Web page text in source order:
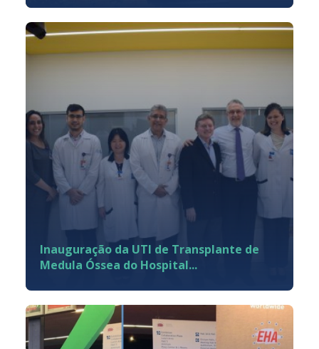
Inauguração da UTI de Transplante de
Medula Óssea do Hospital...